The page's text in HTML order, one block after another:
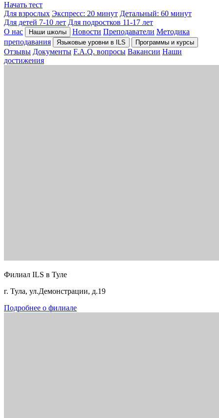
Начать тест
Для взрослых Экспресс: 20 минут Детальный: 60 минут
Для детей 7-10 лет Для подростков 11-17 лет
О нас
Наши школы Новости Преподаватели Методика
преподавания
Языковые уровни в ILS Программы и курсы
Отзывы Документы F.A.Q. вопросы Вакансии Наши
достижения
Филиал ILS в Туле
г. Тула, ул.Демонстрации, д.19
Подробнее о филиале